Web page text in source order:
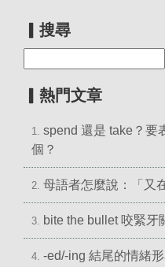
▎搜尋
▎熱門文章
1. spend 還是 take？要
個？
2. 母語者怎麼說：「又
3. bite the bullet 咬緊牙
4. -ed/-ing 結尾的情緒